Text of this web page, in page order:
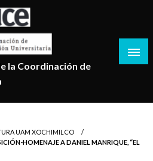
la Coordinación de
UAM XOCHIMILCO
HOMENAJE A DANIEL MANRIQUE, “EL